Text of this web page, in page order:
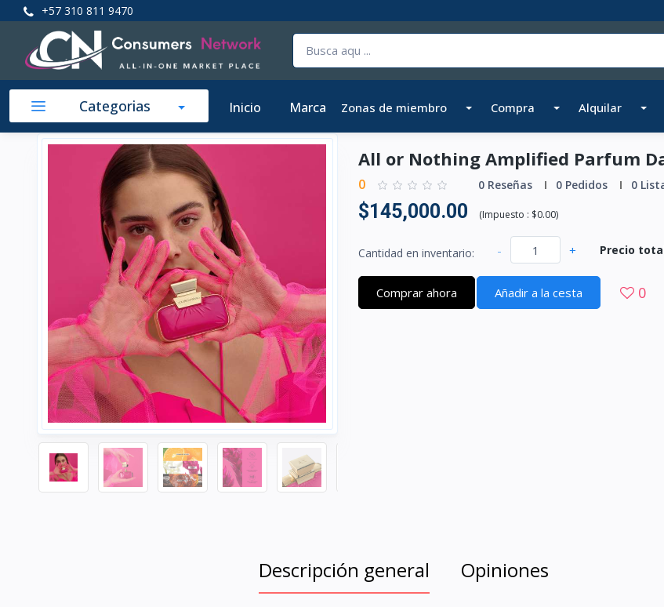
+57 310 811 9470
Categorias Inicio Marca Zonas de miembro Compra Alquilar
All or Nothing Amplified Parfum
0 0 Reseñas 0 Pedidos 0
$145,000.00 (Impuesto : $0.00)
Cantidad en inventario: - + Precio
Comprar ahora Añadir a la cesta 0
Descripción general Opiniones